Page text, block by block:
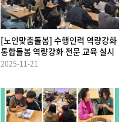
[노인맞춤돌봄] 수행인력 역량강화
통합돌봄 역량강화 전문 교육 실시
2025-11-21